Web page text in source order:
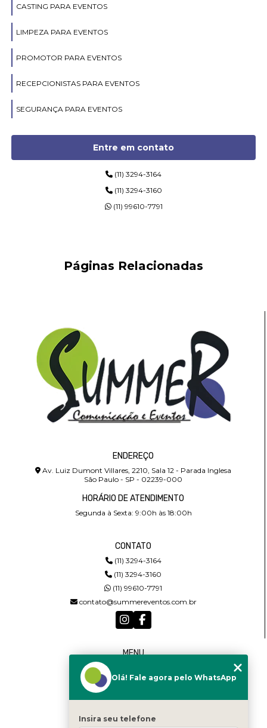
CASTING PARA EVENTOS
LIMPEZA PARA EVENTOS
PROMOTOR PARA EVENTOS
RECEPCIONISTAS PARA EVENTOS
SEGURANÇA PARA EVENTOS
Entre em contato
(11) 3294-3164
(11) 3294-3160
(11) 99610-7791
Páginas Relacionadas
ENDEREÇO
Av. Luiz Dumont Villares, 2210, Sala 12 - Parada Inglesa
São Paulo - SP - 02239-000
HORÁRIO DE ATENDIMENTO
Segunda à Sexta: 9:00h às 18:00h
CONTATO
(11) 3294-3164
(11) 3294-3160
(11) 99610-7791
contato@summereventos.com.br
MENU
QUEM SOMOS
CONTATO
Olá! Fale agora pelo WhatsApp
Insira seu telefone